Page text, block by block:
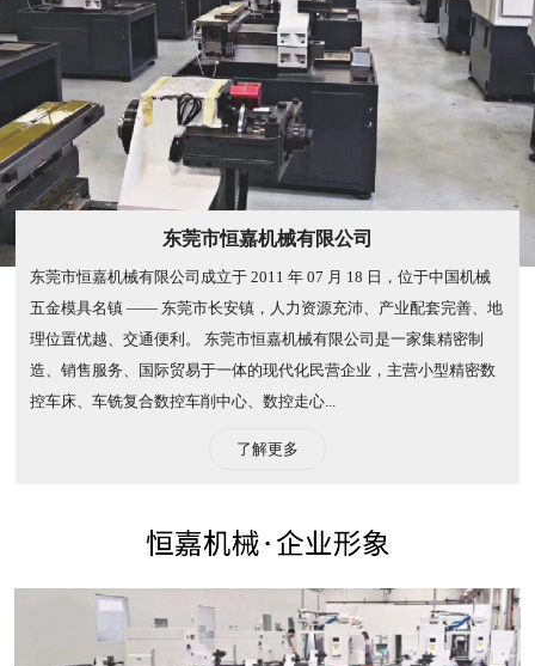
东莞市恒嘉机械有限公司
东莞市恒嘉机械有限公司成立于 2011 年 07 月 18 日，位于中国机械
五金模具名镇 —— 东莞市长安镇，人力资源充沛、产业配套完善、地
理位置优越、交通便利。 东莞市恒嘉机械有限公司是一家集精密制
造、销售服务、国际贸易于一体的现代化民营企业，主营小型精密数
控车床、车铣复合数控车削中心、数控走心...
了解更多